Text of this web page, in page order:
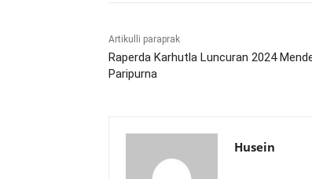
Artikulli paraprak
Raperda Karhutla Luncuran 2024
Paripurna
Husein